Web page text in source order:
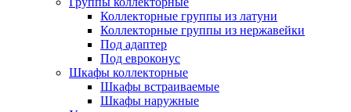
Коллекторные группы из латуни
Коллекторные группы из нержавейки
Под адаптер
Под евроконус
Шкафы коллекторные
Шкафы встраиваемые
Шкафы наружные